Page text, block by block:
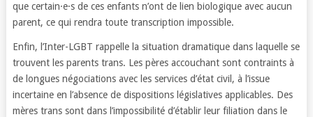
que certain·e·s de ces enfants n’ont de lien biologique avec aucun
parent, ce qui rendra toute transcription impossible.
Enfin, l’Inter-LGBT rappelle la situation dramatique dans laquelle se
trouvent les parents trans. Les pères accouchant sont contraints à
de longues négociations avec les services d’état civil, à l’issue
incertaine en l’absence de dispositions législatives applicables. Des
mères trans sont dans l’impossibilité d’établir leur filiation dans le